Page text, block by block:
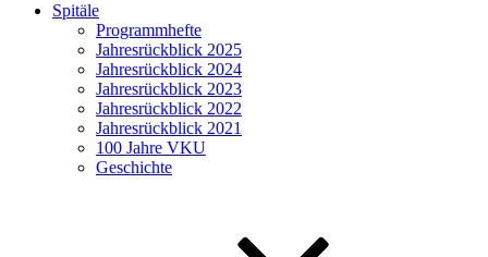
Spitäle
Programmhefte
Jahresrückblick 2025
Jahresrückblick 2024
Jahresrückblick 2023
Jahresrückblick 2022
Jahresrückblick 2021
100 Jahre VKU
Geschichte